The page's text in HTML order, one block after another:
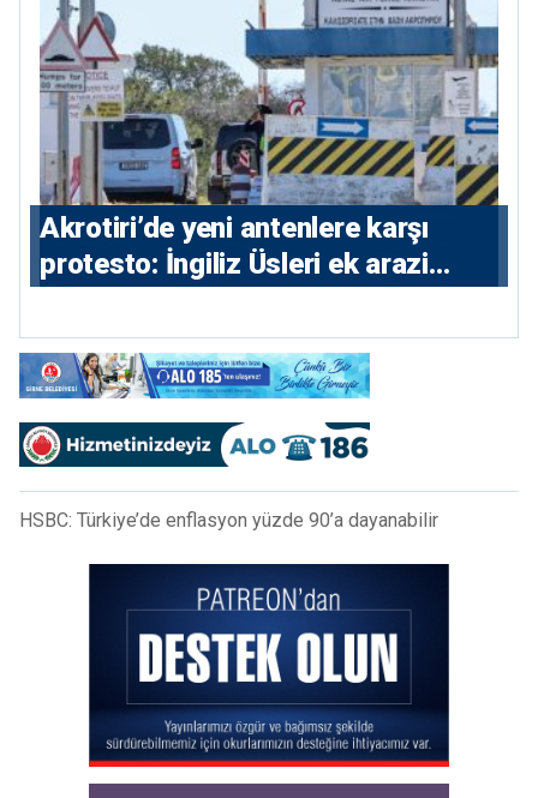
⁠Akrotiri’de yeni antenlere karşı
protesto: İngiliz Üsleri ek arazi
HSBC: Türkiye’de enflasyon yüzde 90’a dayanabilir